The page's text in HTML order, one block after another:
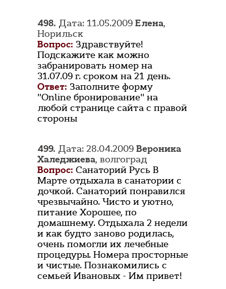
498. Дата: 11.05.2009 Елена,
Норильск
Вопрос: Здравствуйте!
Подскажите как можно
забранировать номер на
31.07.09 г. сроком на 21 день.
Ответ: Заполните форму
"Online бронирование" на
любой странице сайта с правой
стороны
499. Дата: 28.04.2009 Вероника
Халеджиева, волгоград
Вопрос: Санаторий Русь В
Марте отдыхала в санатории с
дочкой. Санаторий понравился
чрезвычайно. Чисто и уютно,
питание Хорошее, по
домашнему. Отдыхала 2 недели
и как будто заново родилась,
очень помогли их лечебные
процедуры. Номера просторные
и чистые. Познакомились с
семьей Ивановых - Им привет!